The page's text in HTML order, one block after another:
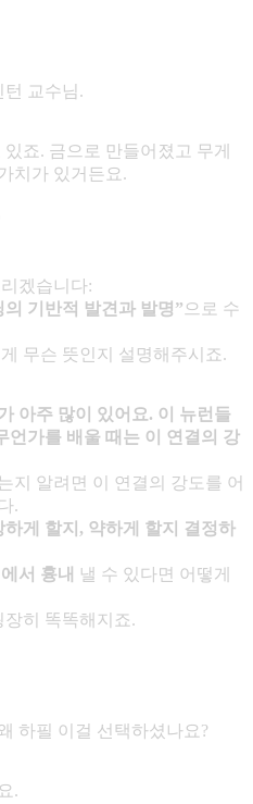
턴 교수님.
죠. 금으로 만들어졌고 무게
치가 있거든요.
겠습니다:
기반적 발견과 발명” 으로 수
무슨 뜻인지 설명해주시죠.
아주 많이 있어요. 이 뉴런들
언가를 배울 때는 이 연결의 강
지 알려면 이 연결의 강도를 어
.
게 할지 , 약하게 할지 결정하
서 흉내 낼 수 있다면 어떻게
히 똑똑해지죠.
하필 이걸 선택하셨나요?
.